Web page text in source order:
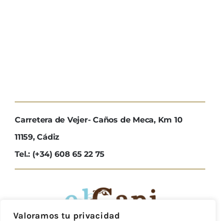
Valoramos tu privacidad
Carretera de Vejer- Caños de Meca, Km 10
11159, Cádiz
Tel.: (+34) 608 65 22 75